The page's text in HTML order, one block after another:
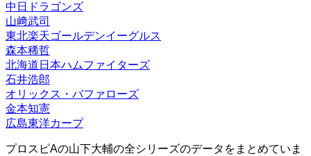
中日ドラゴンズ
山﨑武司
東北楽天ゴールデンイーグルス
森本稀哲
北海道日本ハムファイターズ
石井浩郎
オリックス・バファローズ
金本知憲
広島東洋カープ
プロスピAの山下大輔の全シリーズのデータをまとめていま